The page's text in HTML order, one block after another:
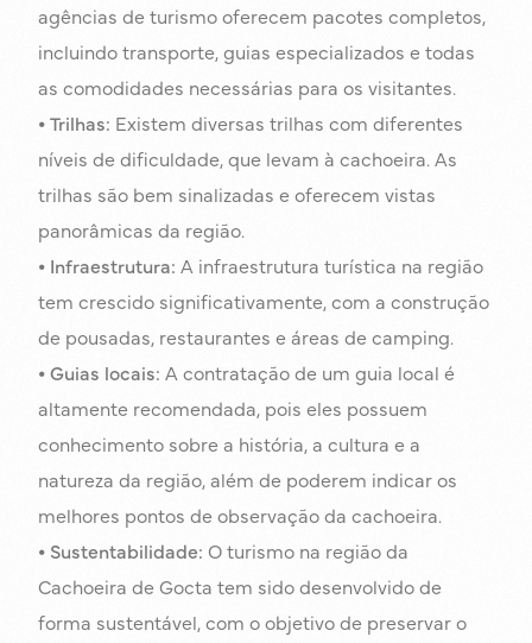
agências de turismo oferecem pacotes completos,
incluindo transporte, guias especializados e todas
as comodidades necessárias para os visitantes.
⦁Trilhas: Existem diversas trilhas com diferentes
níveis de dificuldade, que levam à cachoeira. As
trilhas são bem sinalizadas e oferecem vistas
panorâmicas da região.
⦁ Infraestrutura: A infraestrutura turística na região
tem crescido significativamente, com a construção
de pousadas, restaurantes e áreas de camping.
⦁Guias locais:A contratação de um guia local é
altamente recomendada, pois eles possuem
conhecimento sobre a história, a cultura e a
natureza da região, além de poderem indicar os
melhores pontos de observação da cachoeira.
⦁ Sustentabilidade: O turismo na região da
Cachoeira de Gocta tem sido desenvolvido de
forma sustentável, com o objetivo de preservar o